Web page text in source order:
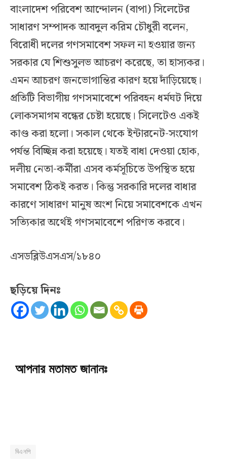
বাংলাদেশ পরিবেশ আন্দোলন (বাপা) সিলেটের
সাধারণ সম্পাদক আবদুল করিম চৌধুরী বলেন,
বিরোধী দলের গণসমাবেশ সফল না হওয়ার জন্য
সরকার যে শিশুসুলভ আচরণ করেছে, তা হাস্যকর।
এমন আচরণ জনভোগান্তির কারণ হয়ে দাঁড়িয়েছে।
প্রতিটি বিভাগীয় গণসমাবেশে পরিবহন ধর্মঘট দিয়ে
লোকসমাগম বন্ধের চেষ্টা হয়েছে। সিলেটেও একই
কাণ্ড করা হলো। সকাল থেকে ইন্টারনেট-সংযোগ
পর্যন্ত বিচ্ছিন্ন করা হয়েছে। যতই বাধা দেওয়া হোক,
দলীয় নেতা-কর্মীরা এসব কর্মসূচিতে উপস্থিত হয়ে
সমাবেশ ঠিকই করত। কিন্তু সরকারি দলের বাধার
কারণে সাধারণ মানুষ অংশ নিয়ে সমাবেশকে এখন
সত্যিকার অর্থেই গণসমাবেশে পরিণত করবে।
এসডব্লিউএসএস/১৮৪০
ছড়িয়ে দিনঃ
আপনার মতামত জানানঃ
বিএনপি